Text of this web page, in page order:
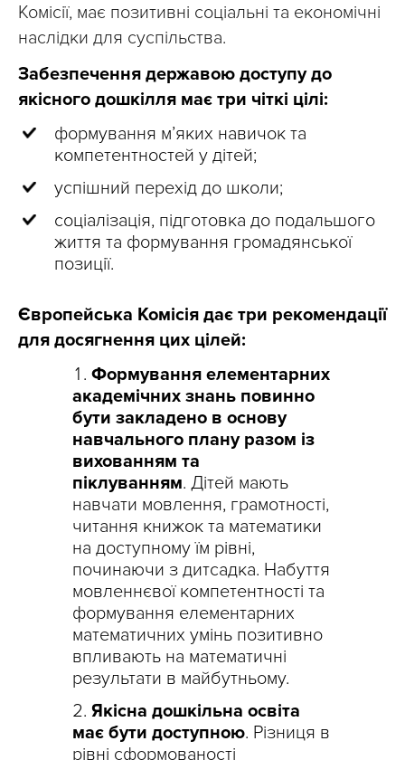
Комісії, має позитивні соціальні та економічні
наслідки для суспільства.
Забезпечення державою доступу до
якісного дошкілля має три чіткі цілі:
формування м’яких навичок та
компетентностей у дітей;
успішний перехід до школи;
соціалізація, підготовка до подальшого
життя та формування громадянської
позиції.
Європейська Комісія дає три рекомендації
для досягнення цих цілей:
Формування елементарних
академічних знань повинно
бути закладено в основу
навчального плану разом із
вихованням та
піклуванням. Дітей мають
навчати мовлення, грамотності,
читання книжок та математики
на доступному їм рівні,
починаючи з дитсадка. Набуття
мовленнєвої компетентності та
формування елементарних
математичних умінь позитивно
впливають на математичні
результати в майбутньому.
Якісна дошкільна освіта
має бути доступною. Різниця в
рівні сформованості